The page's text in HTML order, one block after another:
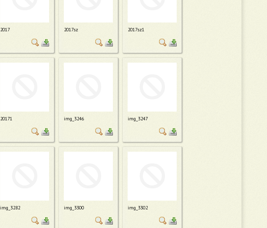
2017 2017sz 2017sz1
20171 img_3246 img_3247
img_3282 img_3300 img_3302